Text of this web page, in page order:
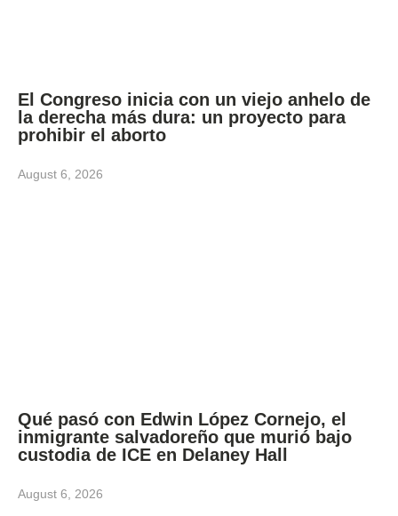
El Congreso inicia con un viejo anhelo de
la derecha más dura: un proyecto para
prohibir el aborto
August 6, 2026
Qué pasó con Edwin López Cornejo, el
inmigrante salvadoreño que murió bajo
custodia de ICE en Delaney Hall
August 6, 2026